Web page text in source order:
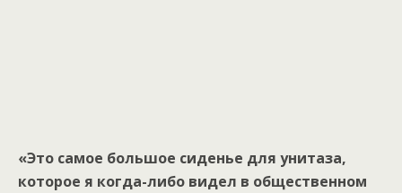
«Это самое большое сиденье для унитаза,
которое я когда-либо видел в общественном